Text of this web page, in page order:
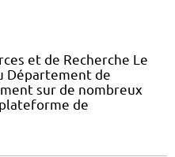
et de Recherche Le
Département de
sur de nombreux
de